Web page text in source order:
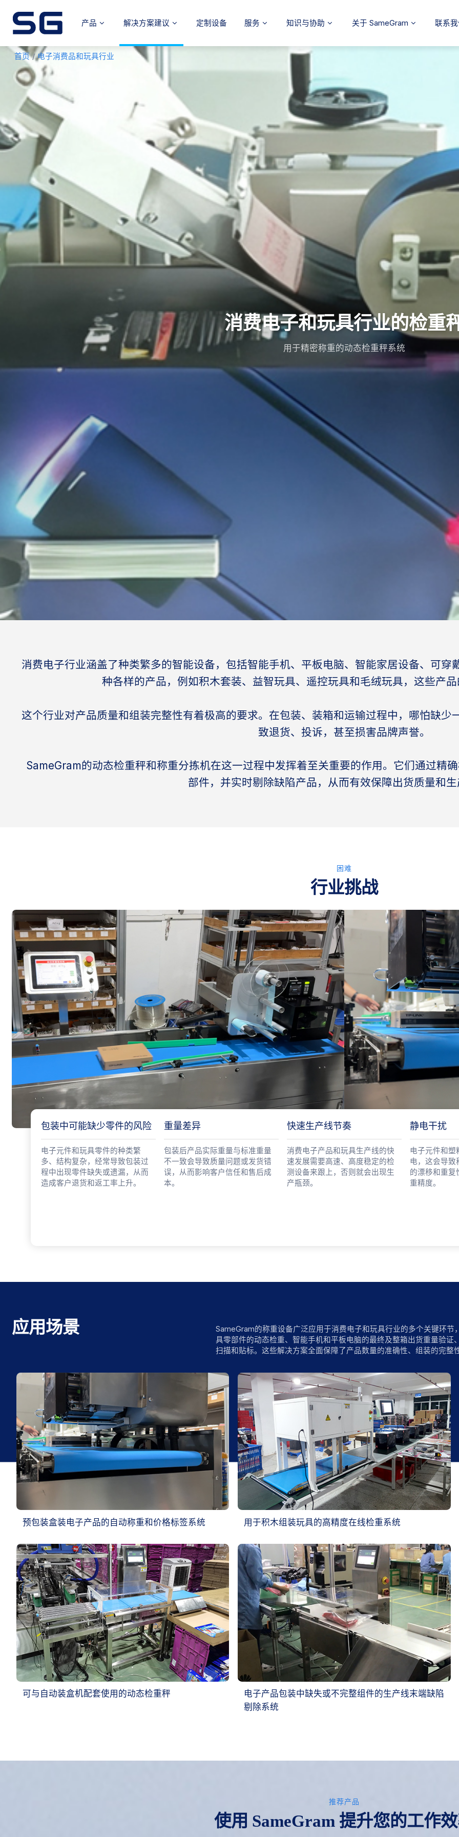
产品 解决方案建议 定制设备 服务 知识与协助 关于 SameGram 联系
首页 / 电子消费品和玩具行业
消费电子和玩具行业的检重
用于精密称重的动态检重秤系统
消费电子行业涵盖了种类繁多的智能设备，包括智能手机、平板电脑、智能家居设备、可
种各样的产品，例如积木套装、益智玩具、遥控玩具和毛绒玩具，这些产
这个行业对产品质量和组装完整性有着极高的要求。在包装、装箱和运输过程中，哪怕缺
致退货、投诉，甚至损害品牌声誉。
SameGram的动态检重秤和称重分拣机在这一过程中发挥着至关重要的作用。它们通过精
部件，并实时剔除缺陷产品，从而有效保障出货质量和
困难
行业挑战
包装中可能缺少零件的风险
电子元件和玩具零件的种类繁
多、结构复杂，经常导致包装过
程中出现零件缺失或遗漏，从而
造成客户退货和返工率上升。
重量差异
包装后产品实际重量与标准重量
不一致会导致质量问题或发货错
误，从而影响客户信任和售后成
本。
快速生产线节奏
消费电子产品和玩具生产线的快
速发展需要高速、高度稳定的检
测设备来跟上，否则就会出现生
产瓶颈。
静电干扰
电子元件和
电，这会导
的漂移和重复
重精度。
应用场景
SameGram的称重设备广泛应用于消费电子和玩具行业的多个关键环
具零部件的动态检重、智能手机和平板电脑的最终及整箱出货重量验
扫描和贴标。这些解决方案全面保障了产品数量的准确性、组装的完整
预包装盒装电子产品的自动称重和价格标签系统 用于积木组装玩具的高精度在线检重系统
可与自动装盒机配套使用的动态检重秤
电子产品包装中缺失或不完整组件的生产线末端缺陷
剔除系统
推荐产品
使用 SameGram 提升您的工作